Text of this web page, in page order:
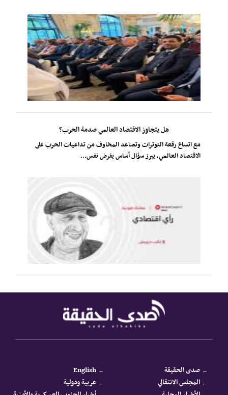
هل يتجاوز الاقتصاد العالمي صدمة الحرب؟
مع اتساع رقعة التوترات وتصاعد المخاوف من تداعيات الحرب على
الاقتصاد العالمي، يبرز سؤال أساس يفرض نفس...
صدى الحقيقة
English
المجلس الانتقالي
عربية ودولية